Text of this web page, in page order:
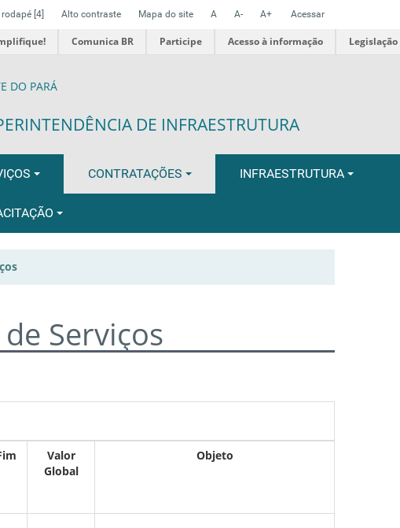
rodapé [4] Alto contraste Mapa do site A A- A+ Acessar
Comunica BR Participe Acesso à informação Legislação
DO PARÁ
DE INFRAESTRUTURA
CONTRATAÇÕES INFRAESTRUTURA
Serviços
Valor
Global
Objeto